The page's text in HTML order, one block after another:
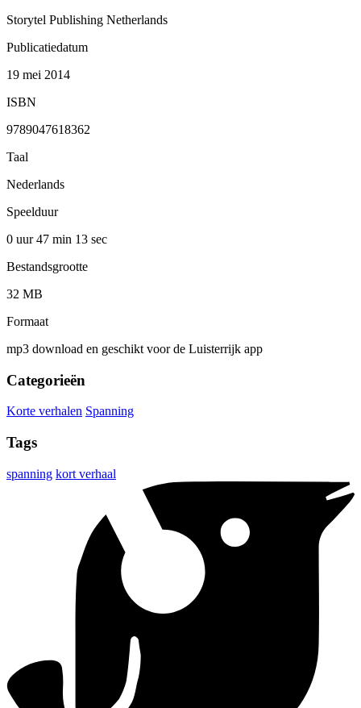
Storytel Publishing Netherlands
Publicatiedatum
19 mei 2014
ISBN
9789047618362
Taal
Nederlands
Speelduur
0 uur 47 min 13 sec
Bestandsgrootte
32 MB
Formaat
mp3 download en geschikt voor de Luisterrijk app
Categorieën
Korte verhalen Spanning
Tags
spanning kort verhaal